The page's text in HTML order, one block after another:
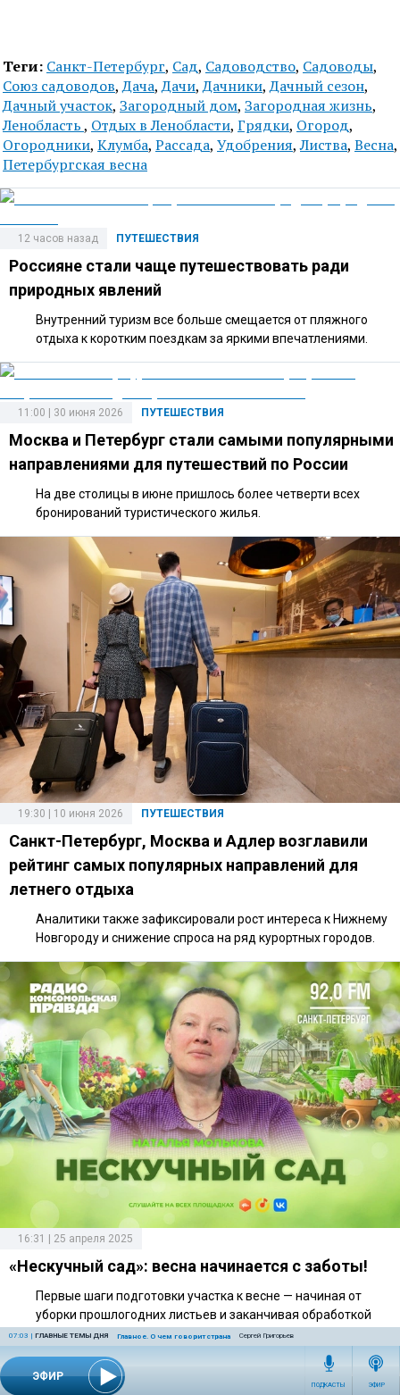
ЭФИР
07:03 | ГЛАВНЫЕ ТЕМЫ ДНЯ Главное. О чем говорит страна Сергей Григорьев
ПОДКАСТЫ ЭФИР
Теги: Санкт-Петербург, Сад, Садоводство, Садоводы,
Союз садоводов,Дача,Дачи,Дачники,Дачный сезон,
Дачный участок, Загородный дом, Загородная жизнь,
Ленобласть, Отдых в Ленобласти, Грядки, Огород,
Огородники, Клумба, Рассада, Удобрения,Листва, Весна,
Петербургская весна
ПУТЕШЕСТВИЯ
12 часов назад
Россияне стали чаще путешествовать ради
природных явлений
Внутренний туризм все больше смещается от пляжного
отдыха к коротким поездкам за яркими впечатлениями.
ПУТЕШЕСТВИЯ
11:00 | 30 июня 2026
Москва и Петербург стали самыми популярными
направлениями для путешествий по России
На две столицы в июне пришлось более четверти всех
бронирований туристического жилья.
ПУТЕШЕСТВИЯ
19:30 | 10 июня 2026
Санкт-Петербург, Москва и Адлер возглавили
рейтинг самых популярных направлений для
летнего отдыха
Аналитики также зафиксировали рост интереса к Нижнему
Новгороду и снижение спроса на ряд курортных городов.
16:31 | 25 апреля 2025
«Нескучный сад»: весна начинается с заботы!
Первые шаги подготовки участка к весне — начиная от
уборки прошлогодних листьев и заканчивая обработкой
почвы. Какие мероприятия необходимы именно сейчас?
Выращиваем свою собственную рассаду или покупаем
готовую? Как выбрать правильное удобрение для каждого
типа растений? Обсуждаем с хозяйкой дачного клуба